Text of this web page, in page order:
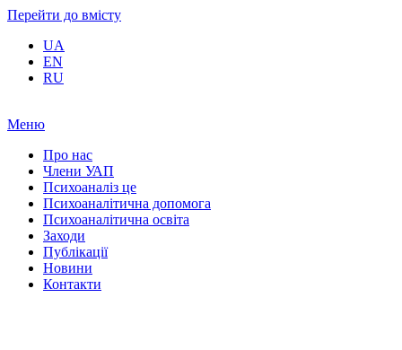
Перейти до вмісту
UA
EN
RU
Меню
Про нас
Члени УАП
Психоаналіз це
Психоаналітична допомога
Психоаналітична освіта
Заходи
Публікації
Новини
Контакти